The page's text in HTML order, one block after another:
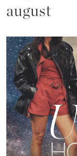
august